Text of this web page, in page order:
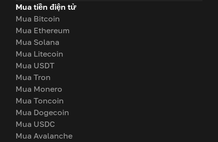
Mua tiền điện tử
Mua Bitcoin
Mua Ethereum
Mua Solana
Mua Litecoin
Mua USDT
Mua Tron
Mua Monero
Mua Toncoin
Mua Dogecoin
Mua USDC
Mua Avalanche